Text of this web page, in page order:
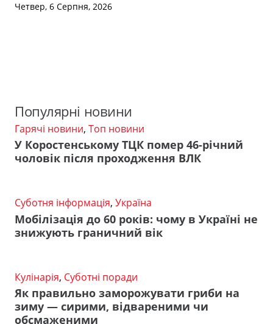
Четвер, 6 Серпня, 2026
Популярні новини
Гарячі новини, Топ новини
У Коростенському ТЦК помер 46-річний
чоловік після проходження ВЛК
Суботня інформація, Україна
Мобілізація до 60 років: чому в Україні не
знижують граничний вік
Кулінарія, Суботні поради
Як правильно заморожувати гриби на
зиму — сирими, відвареними чи
обсмаженими